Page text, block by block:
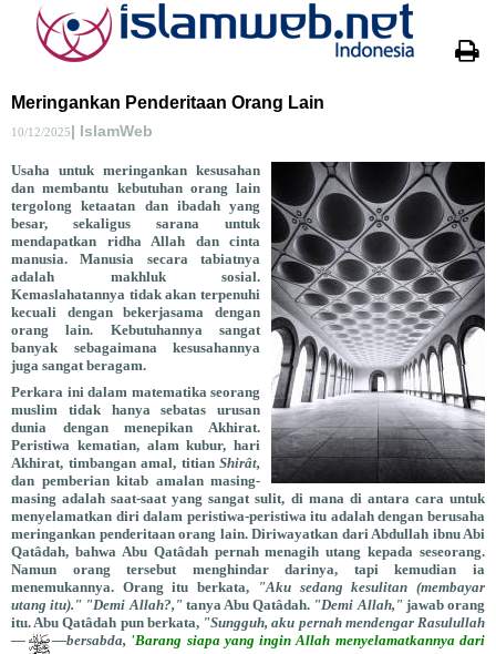
Meringankan Penderitaan Orang Lain
10/12/2025| IslamWeb
Usaha untuk meringankan kesusahan
dan membantu kebutuhan orang lain
tergolong ketaatan dan ibadah yang
besar, sekaligus sarana untuk
mendapatkan ridha Allah dan cinta
manusia. Manusia secara tabiatnya
adalah makhluk sosial.
Kemaslahatannya tidak akan terpenuhi
kecuali dengan bekerjasama dengan
orang lain. Kebutuhannya sangat
banyak sebagaimana kesusahannya
juga sangat beragam.
Perkara ini dalam matematika seorang
muslim tidak hanya sebatas urusan
dunia dengan menepikan Akhirat.
Peristiwa kematian, alam kubur, hari
Akhirat, timbangan amal, titian Shirât,
dan pemberian kitab amalan masing-
masing adalah saat-saat yang sangat sulit, di mana di antara cara untuk
menyelamatkan diri dalam peristiwa-peristiwa itu adalah dengan berusaha
meringankan penderitaan orang lain. Diriwayatkan dari Abdullah ibnu Abi
Qatâdah, bahwa Abu Qatâdah pernah menagih utang kepada seseorang.
Namun orang tersebut menghindar darinya, tapi kemudian ia
menemukannya. Orang itu berkata,
"Aku sedang kesulitan (membayar
utang itu)." "Demi Allah?,"tanya Abu Qatâdah. "Demi Allah,"jawab orang
itu. Abu Qatâdah pun berkata, "Sungguh, aku pernah mendengar Rasulullah
—
—bersabda, 'Barang siapa yang ingin Allah menyelamatkannya dari